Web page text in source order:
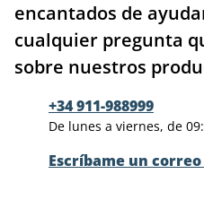
encantados de
cualquier pregunta
sobre nuestros
+34 911-988999
De lunes a viernes, de
Escríbame un